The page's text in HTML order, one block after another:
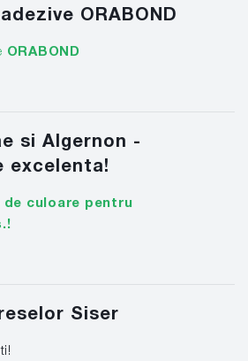
ORABOND
ORABOND
si Algernon -
excelenta!
culoare pentru
Siser